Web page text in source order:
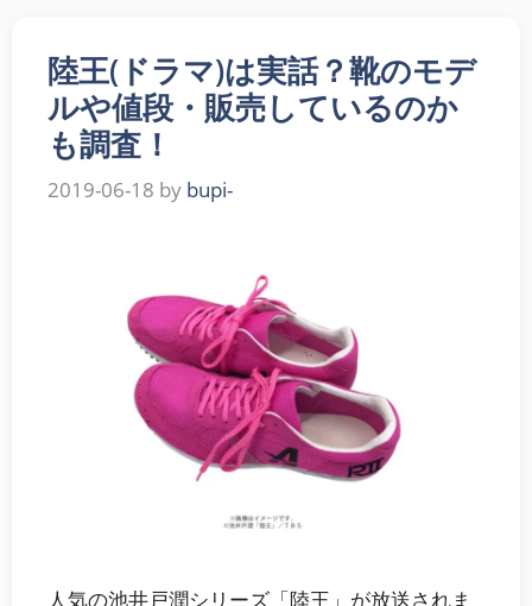
陸王(ドラマ)は実話？靴のモデ
ルや値段・販売しているのか
も調査！
2019-06-18 by bupi-
人気の池井戸潤シリーズ「陸王」が放送されま